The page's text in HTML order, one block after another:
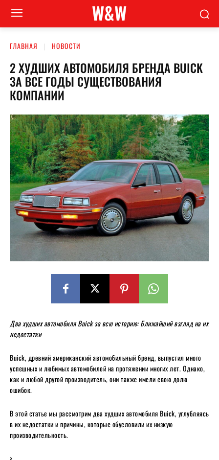
W&W
ГЛАВНАЯ НОВОСТИ
2 ХУДШИХ АВТОМОБИЛЯ БРЕНДА BUICK
ЗА ВСЕ ГОДЫ СУЩЕСТВОВАНИЯ
КОМПАНИИ
Два худших автомобиля Buick за всю историю: Ближайший взгляд на их
недостатки
Buick, древний американский автомобильный бренд, выпустил много
успешных и любимых автомобилей на протяжении многих лет. Однако,
как и любой другой производитель, они также имели свою долю
ошибок.
В этой статье мы рассмотрим два худших автомобиля Buick, углубляясь
в их недостатки и причины, которые обусловили их низкую
производительность.